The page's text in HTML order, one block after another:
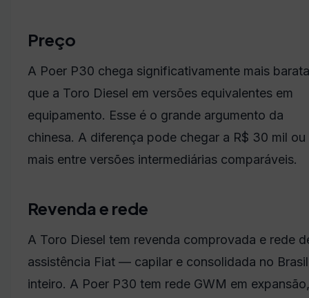
Preço
A Poer P30 chega significativamente mais barata
que a Toro Diesel em versões equivalentes em
equipamento. Esse é o grande argumento da
chinesa. A diferença pode chegar a R$ 30 mil ou
mais entre versões intermediárias comparáveis.
Revenda e rede
A Toro Diesel tem revenda comprovada e rede
assistência Fiat — capilar e consolidada no Brasil
inteiro. A Poer P30 tem rede GWM em expansão,